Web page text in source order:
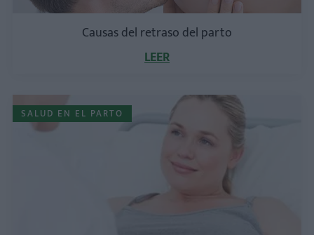
Causas del retraso del parto
LEER
SALUD EN EL PARTO